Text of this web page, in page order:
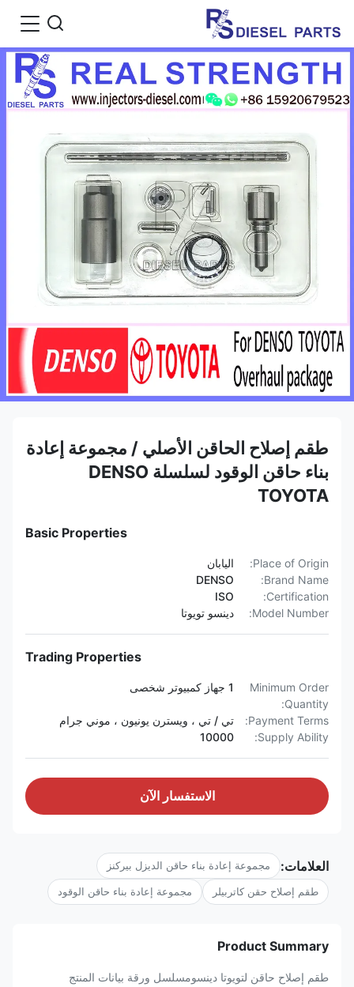
طقم إصلاح الحاقن الأصلي / مجموعة إعادة
بناء حاقن الوقود لسلسلة DENSO
TOYOTA
Basic Properties
Place of Origin:
اليابان
Brand Name:
DENSO
Certification:
ISO
Model Number:
دينسو تويوتا
Trading Properties
Minimum Order
Quantity:
1 جهاز كمبيوتر شخصى
Payment Terms:
تي / تي ، ويسترن يونيون ، موني جرام
Supply Ability:
10000
الاستفسار الآن
العلامات: مجموعة إعادة بناء حاقن الديزل بيركنز
طقم إصلاح حقن كاتربيلر مجموعة إعادة بناء حاقن الوقود
Product Summary
طقم إصلاح حاقن لتويوتا دينسومسلسل ورقة بيانات المنتج